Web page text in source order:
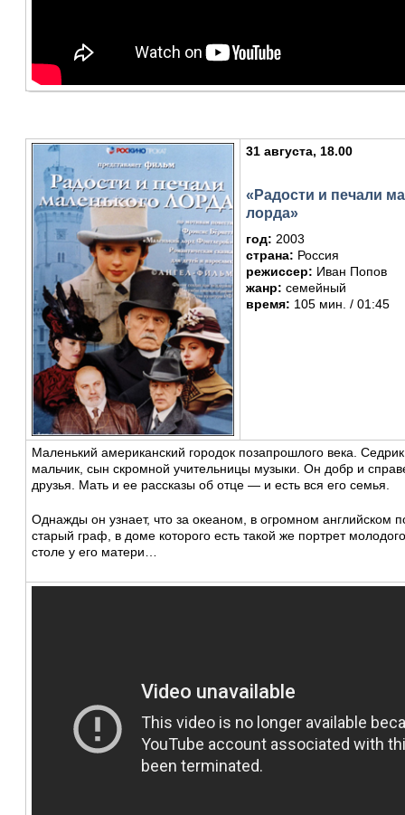
31 августа, 18.00
«Радости и печали
лорда»
год: 2003
страна: Россия
режиссер: Иван Попов
жанр: семейный
время: 105 мин. / 01:45
Маленький американский городок позапрошлого века.
мальчик, сын скромной учительницы музыки. Он добр и
друзья. Мать и ее рассказы об отце — и есть вся его семья.
Однажды он узнает, что за океаном, в огромном английском
старый граф, в доме которого есть такой же портрет
столе у его матери…